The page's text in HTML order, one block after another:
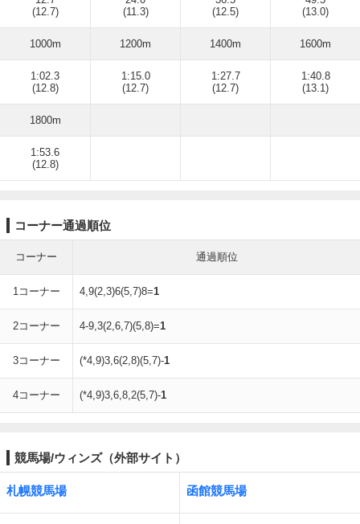
(12.7)
(11.3)
(12.5)
(13.0)
1000m 1200m 1400m 1600m
1:02.3
(12.8)
1:15.0
(12.7)
1:27.7
(12.7)
1:40.8
(13.1)
1800m
1:53.6
(12.8)
コーナー通過順位
コーナー 通過順位
1コーナー 4,9(2,3)6(5,7)8=1
2コーナー 4-9,3(2,6,7)(5,8)=1
3コーナー (*4,9)3,6(2,8)(5,7)-1
4コーナー (*4,9)3,6,8,2(5,7)-1
競馬場/ウィンズ（外部サイト）
札幌競馬場 函館競馬場